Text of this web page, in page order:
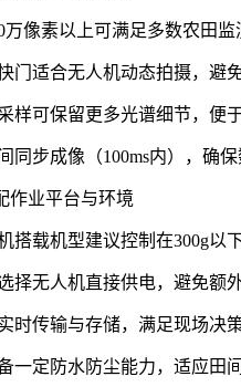
万像素以上可满足多数农田
门适合无人机动态拍摄，避
样可保留更多光谱细节，便
同步成像（100ms内），确
作业平台与环境
搭载机型建议控制在300g以
择无人机直接供电，避免额
时传输与存储，满足现场决
一定防水防尘能力，适应田